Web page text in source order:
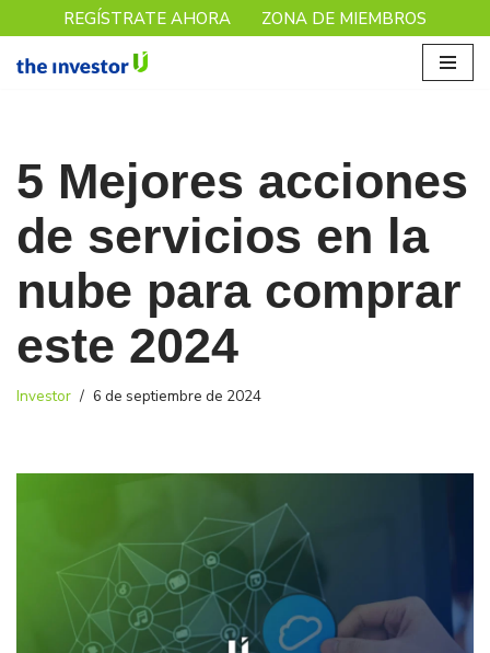
Saltar
REGÍSTRATE AHORA ZONA DE MIEMBROS
5 Mejores acciones
de servicios en la
nube para comprar
este 2024
Investor 6 de septiembre de 2024